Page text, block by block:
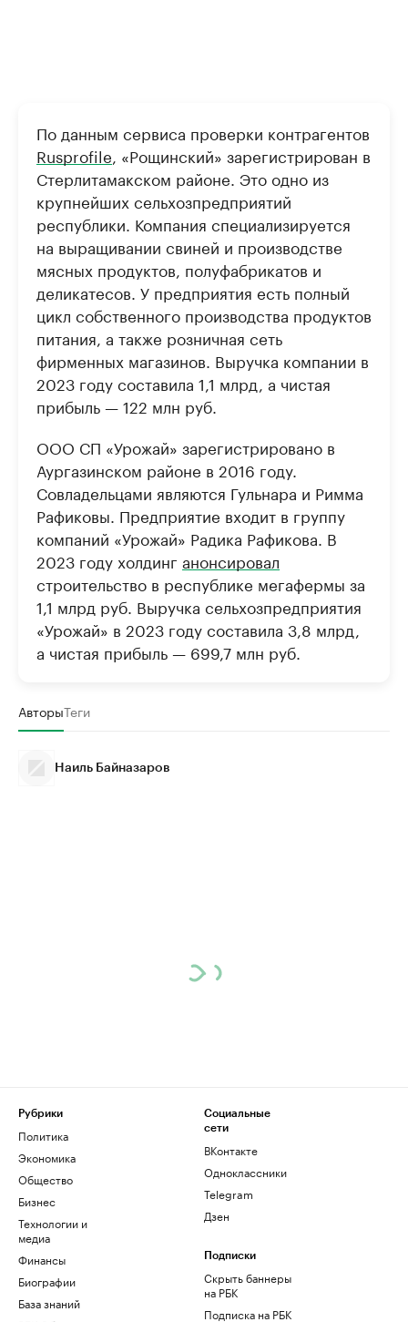
По данным сервиса проверки контрагентов
Rusprofile , «Рощинский» зарегистрирован в
Стерлитамакском районе. Это одно из
крупнейших сельхозпредприятий
республики. Компания специализируется
на выращивании свиней и производстве
мясных продуктов, полуфабрикатов и
деликатесов. У предприятия есть полный
цикл собственного производства продуктов
питания, а также розничная сеть
фирменных магазинов. Выручка компании в
2023 году составила 1,1 млрд, а чистая
прибыль — 122 млн руб.
ООО СП «Урожай» зарегистрировано в
Аургазинском районе в 2016 году.
Совладельцами являются Гульнара и Римма
Рафиковы. Предприятие входит в группу
компаний «Урожай» Радика Рафикова. В
2023 году холдинг анонсировал
строительство в республике мегафермы за
1,1 млрд руб. Выручка сельхозпредприятия
«Урожай» в 2023 году составила 3,8 млрд,
а чистая прибыль — 699,7 млн руб.
АвторыТеги
Наиль Байназаров
Рубрики
Политика
Экономика
Общество
Бизнес
Технологии и
медиа
Финансы
Биографии
База знаний
Социальные
сети
ВКонтакте
Одноклассники
Telegram
Дзен
Подписки
Скрыть баннеры
на РБК
Подписка на РБК